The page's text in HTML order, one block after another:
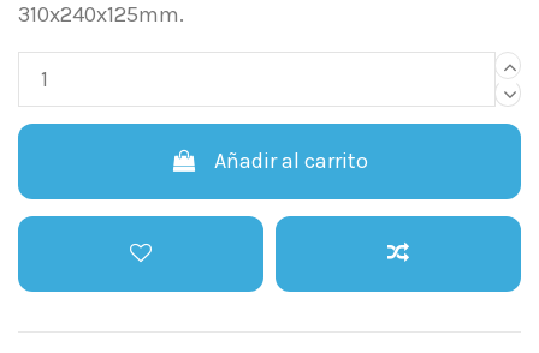
310x240x125mm.
Añadir al carrito